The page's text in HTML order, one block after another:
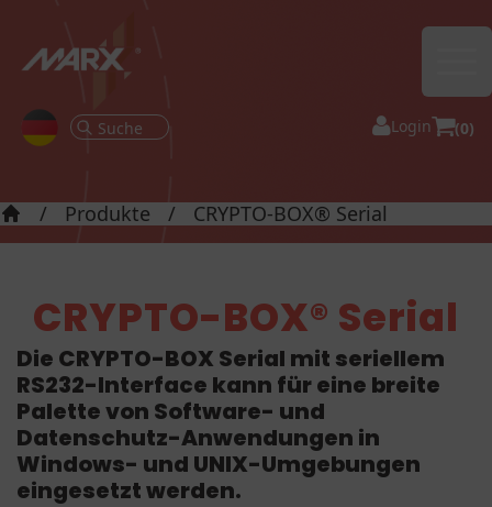
Login (0)
/ Produkte / CRYPTO-BOX® Serial
CRYPTO-BOX® Serial
Die CRYPTO-BOX Serial mit seriellem
RS232-Interface kann für eine breite
Palette von Software- und
Datenschutz-Anwendungen in
Windows- und UNIX-Umgebungen
eingesetzt werden.